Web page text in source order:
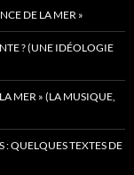
DE LA MER »
? (UNE IDÉOLOGIE
MER » (LA MUSIQUE,
: QUELQUES TEXTES DE